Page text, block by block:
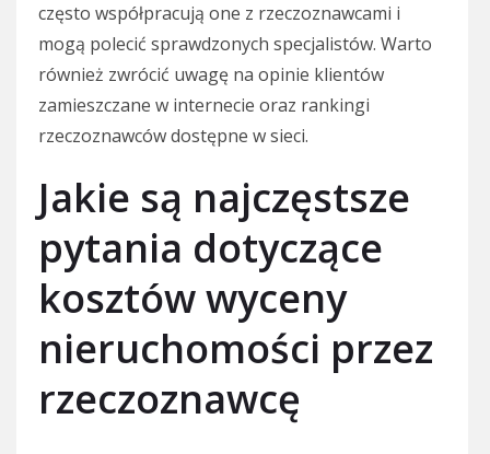
często współpracują one z rzeczoznawcami i
mogą polecić sprawdzonych specjalistów. Warto
również zwrócić uwagę na opinie klientów
zamieszczane w internecie oraz rankingi
rzeczoznawców dostępne w sieci.
Jakie są najczęstsze
pytania dotyczące
kosztów wyceny
nieruchomości przez
rzeczoznawcę